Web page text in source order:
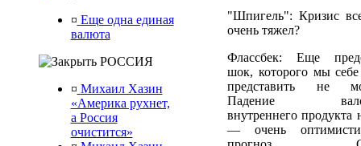
¤ Еще одна единая
валюта
РОССИЯ
¤ Михаил Хазин
«Америка рухнет,
а Россия
очистится»
"Шпигель": Кризис
очень тяжел?
Флассбек: Еще
шок, которого мы
представить не
Падение
внутреннего продукта
— очень